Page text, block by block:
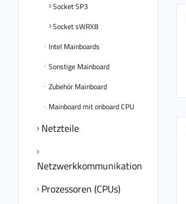
Socket SP3
Socket sWRX8
Intel Mainboards
Sonstige Mainboard
Zubehör Mainboard
Mainboard mit onboard CPU
Netzteile
Netzwerkkommunikation
Prozessoren (CPUs)